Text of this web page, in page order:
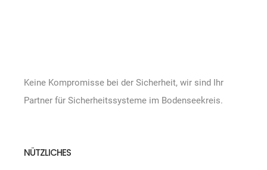
Keine Kompromisse bei der Sicherheit, wir sind Ihr
Partner für Sicherheitssysteme im Bodenseekreis.
NÜTZLICHES